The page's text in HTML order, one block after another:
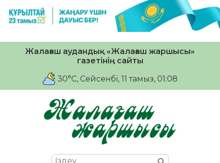
Жалағаш аудандық «Жалағаш жаршысы»
газетінің сайты
30°C, Сейсенбі, 11 тамыз, 01:08